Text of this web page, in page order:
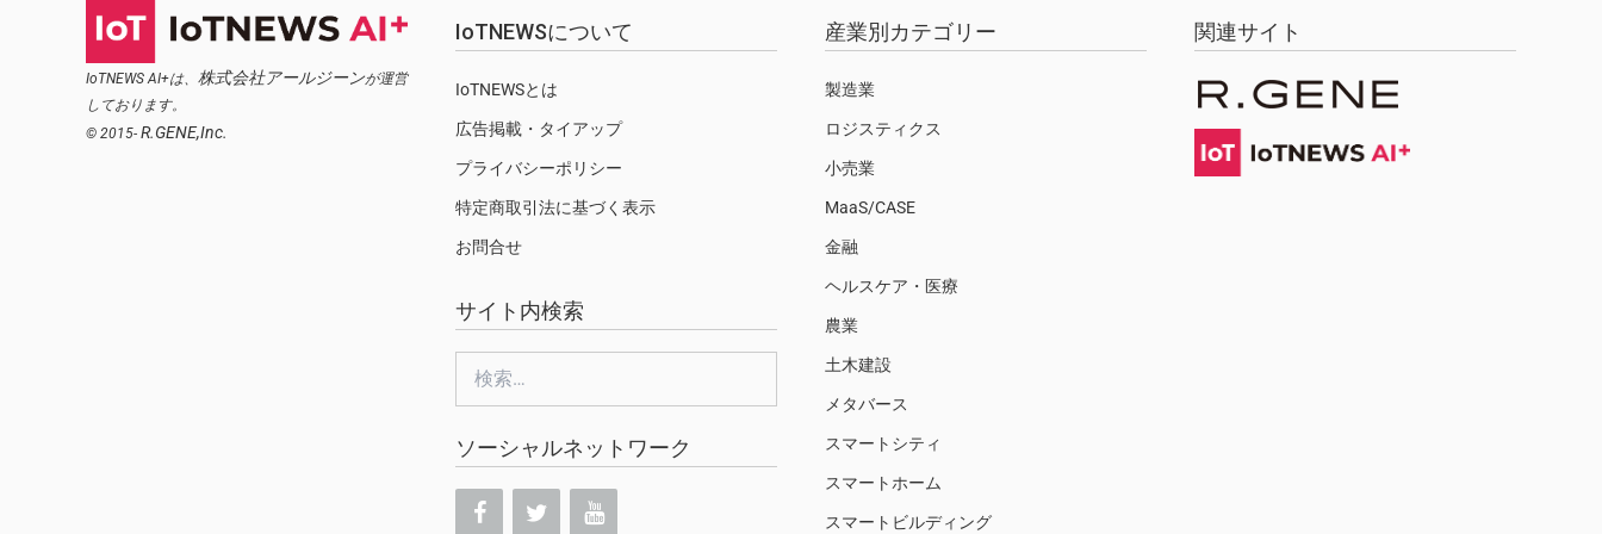
IoTNEWS AI+は、 株式会社アールジーンが運営
しております。
© 2015- R.GENE,Inc.
IoTNEWSについて
IoTNEWSとは
広告掲載・タイアップ
プライバシーポリシー
特定商取引法に基づく表示
お問合せ
サイト内検索
ソーシャルネットワーク
産業別カテゴリー
製造業
ロジスティクス
小売業
MaaS/CASE
金融
ヘルスケア・医療
農業
土木建設
メタバース
スマートシティ
スマートホーム
スマートビルディング
関連サイト